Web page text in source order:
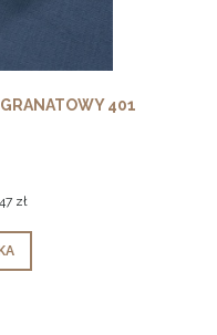
401
zł